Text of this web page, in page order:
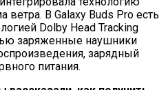
В Galaxy Buds Pro есть
Dolby Head Tracking
заряженные наушники
зарядный
питания.